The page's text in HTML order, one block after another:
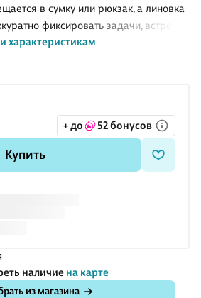
в сумку или рюкзак, а линовка
фиксировать задачи, встречи,
к учёбе. Лаконичное оформление
и в офисе. Ежедневник
характеристикам
+ до 52 бонусов
Купить
наличие на карте
из магазина